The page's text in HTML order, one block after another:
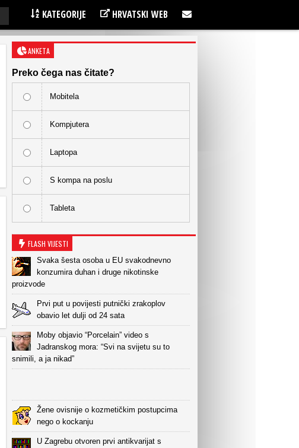
KATEGORIJE HRVATSKI WEB
ANKETA
Preko čega nas čitate?
Mobitela
Kompjutera
Laptopa
S kompa na poslu
Tableta
FLASH VIJESTI
Svaka šesta osoba u EU svakodnevno
konzumira duhan i druge nikotinske
proizvode
Prvi put u povijesti putnički zrakoplov
obavio let dulji od 24 sata
Moby objavio “Porcelain” video s
Jadranskog mora: “Svi na svijetu su to
snimili, a ja nikad”
Žene ovisnije o kozmetičkim postupcima
nego o kockanju
U Zagrebu otvoren prvi antikvarijat s